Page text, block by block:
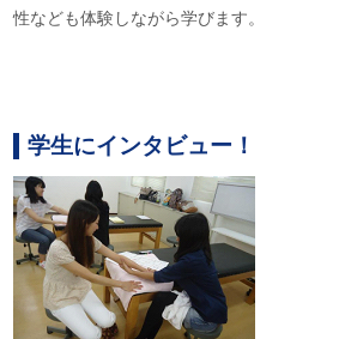
性なども体験しながら学びます。
学生にインタビュー！